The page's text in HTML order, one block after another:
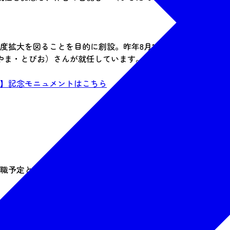
大を図ることを目的に創設。昨年8月19日、第1号として『
・とびお）さんが就任しています。
記念モニュメントはこちら
定というエピソードに由来